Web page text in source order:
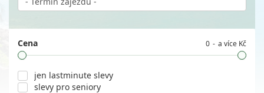
Cena 0 a více Kč
jen lastminute slevy
slevy pro seniory